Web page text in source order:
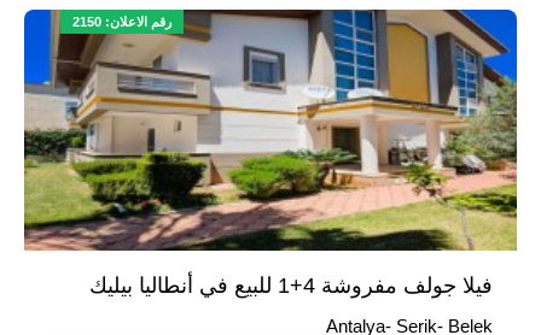
رقم الاعلان: 2150
فيلا جولف مفروشة 4+1 للبيع في أنطاليا بيليك
Antalya- Serik- Belek